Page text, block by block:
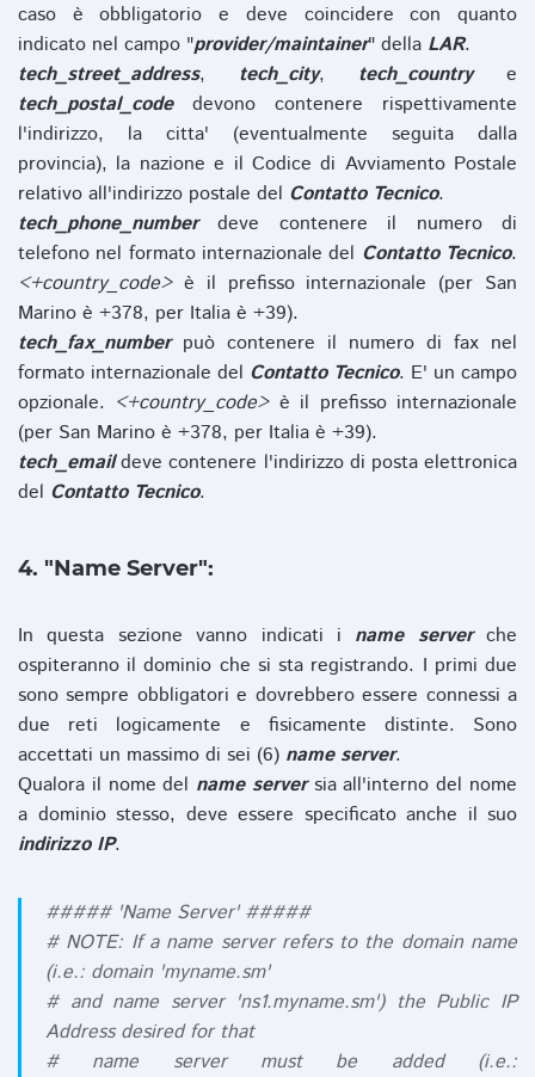
caso è obbligatorio e deve coincidere con quanto
indicato nel campo "provider/maintainer" della LAR.
tech_street_address, tech_city, tech_countrye
tech_postal_codedevono contenere rispettivamente
l'indirizzo, la citta' (eventualmente seguita dalla
provincia), la nazione e il Codice di Avviamento Postale
relativo all'indirizzo postale del Contatto Tecnico.
tech_phone_numberdeve contenere il numero di
telefono nel formato internazionale del Contatto Tecnico.
<+country_code>è il prefisso internazionale (per San
Marino è +378, per Italia è +39).
tech_fax_numberpuò contenere il numero di fax nel
formato internazionale del Contatto Tecnico. E' un campo
opzionale. <+country_code>è il prefisso internazionale
(per San Marino è +378, per Italia è +39).
tech_emaildeve contenere l'indirizzo di posta elettronica
del Contatto Tecnico.
4. "Name Server":
In questa sezione vanno indicati i name serverche
ospiteranno il dominio che si sta registrando. I primi due
sono sempre obbligatori e dovrebbero essere connessi a
due reti logicamente e fisicamente distinte. Sono
accettati un massimo di sei (6) name server.
Qualora il nome del name serversia all'interno del nome
a dominio stesso, deve essere specificato anche il suo
indirizzo IP.
##### 'Name Server' #####
# NOTE: If a name server refers to the domain name
(i.e.: domain 'myname.sm'
# and name server 'ns1.myname.sm') the Public IP
Address desired for that
# name server must be added (i.e.: